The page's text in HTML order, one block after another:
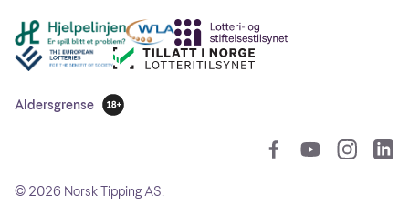
Andre lenker
Aldersgrense
18 år
© 2026 Norsk Tipping AS.